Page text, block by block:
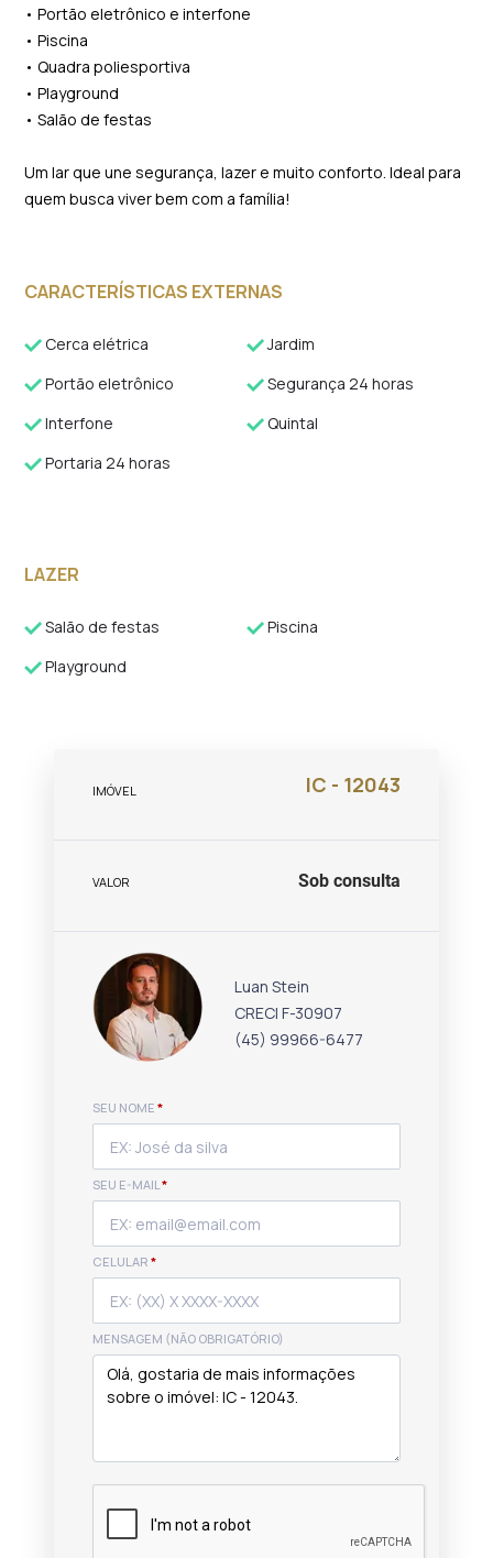
• Portão eletrônico e interfone
• Piscina
• Quadra poliesportiva
• Playground
• Salão de festas
Um lar que une segurança, lazer e muito conforto. Ideal para
quem busca viver bem com a família!
CARACTERÍSTICAS EXTERNAS
Cerca elétrica
Jardim
Portão eletrônico
Segurança 24 horas
Interfone
Quintal
Portaria 24 horas
LAZER
Salão de festas
Piscina
Playground
IMÓVEL IC - 12043
VALOR Sob consulta
Luan Stein
CRECI F-30907
(45) 99966-6477
SEU NOME *
SEU E-MAIL*
CELULAR *
MENSAGEM (NÃO OBRIGATÓRIO)